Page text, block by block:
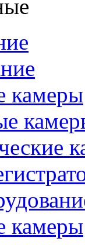
камеры
камеры